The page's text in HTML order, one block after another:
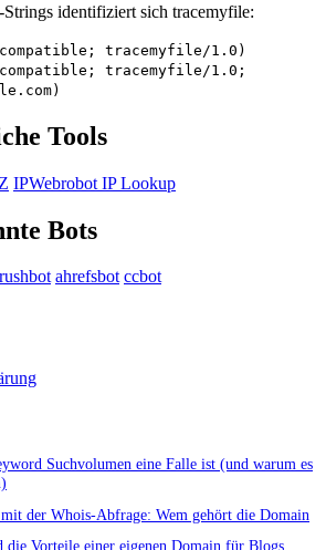
identifiziert sich tracemyfile:
tracemyfile/1.0)
tracemyfile/1.0;
Tools
IPWebrobot IP Lookup
Bots
ahrefsbot ccbot
Suchvolumen eine Falle ist (und warum es
der Whois-Abfrage: Wem gehört die Domain
die Vorteile einer eigenen Domain für Blogs